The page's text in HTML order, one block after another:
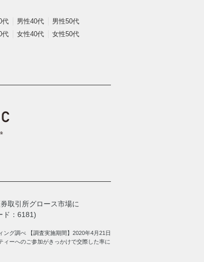
代 男性40代
男性50代
代 女性40代 女性50代
取引所グロース市場に
ド：6181)
グ調べ 【調査実施期間】2020年4月21日
ィーへのご参加がきっかけで交際した率に